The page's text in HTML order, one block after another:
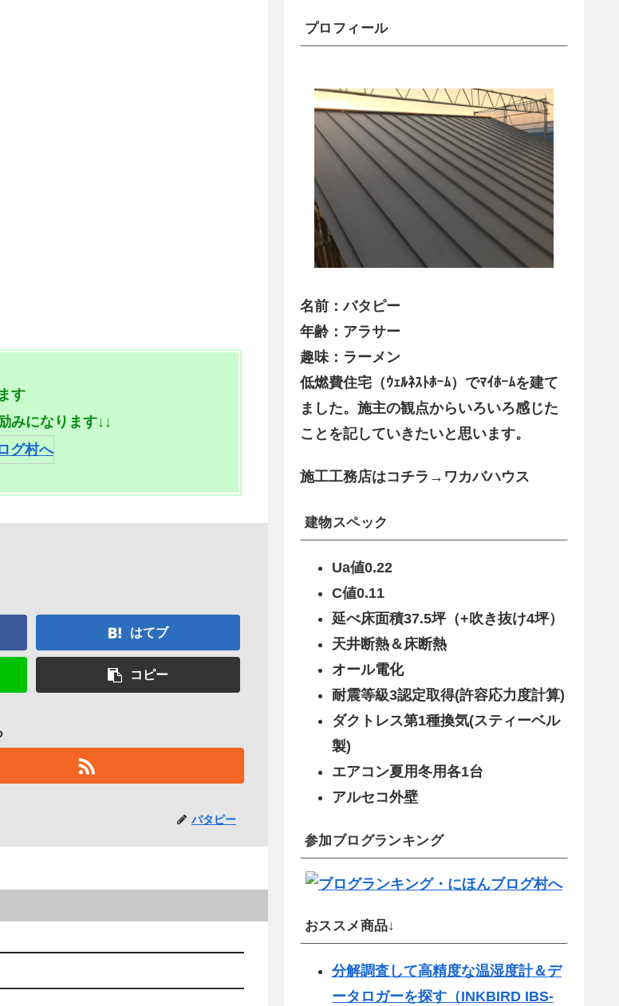
す
みになります↓↓
はてブ
コピー
バタピー
プロフィール
名前：バタピー
年齢：アラサー
趣味：ラーメン
低燃費住宅（ｳｪﾙﾈｽﾄﾎｰﾑ）でﾏｲﾎｰﾑを建て
ました。施主の観点からいろいろ感じた
ことを記していきたいと思います。
施工工務店はコチラ→ワカバハウス
建物スペック
Ua値0.22
C値0.11
延べ床面積37.5坪（+吹き抜け4坪）
天井断熱＆床断熱
オール電化
耐震等級3認定取得(許容応力度計算)
ダクトレス第1種換気(スティーベル
製)
エアコン夏用冬用各1台
アルセコ外壁
参加ブログランキング
おススメ商品↓
分解調査して高精度な温湿度計＆デ
ータロガーを探す（INKBIRD IBS-